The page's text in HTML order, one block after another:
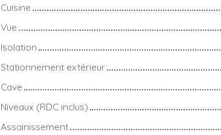
Cuisine
Vue
Isolation
Stationnement extérieur
Cave
Niveaux (RDC inclus)
Assainissement